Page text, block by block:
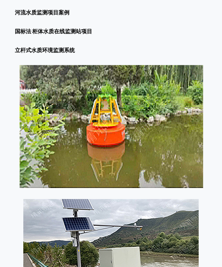
河流水质监测项目案例
国标法 柜体水质在线监测站项目
立杆式水质环境监测系统